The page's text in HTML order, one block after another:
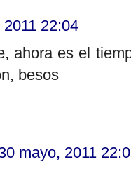
22:04
ahora es el
besos
mayo, 2011